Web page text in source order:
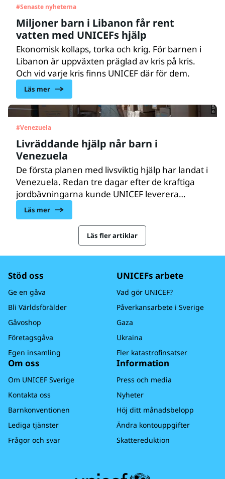
#Senaste nyheterna
Miljoner barn i Libanon får rent
vatten med UNICEFs hjälp
Ekonomisk kollaps, torka och krig. För barnen i
Libanon är uppväxten präglad av kris på kris.
Och vid varje kris finns UNICEF där för dem.
Läs mer © UNICEF/UN0876828/
#Venezuela
Livräddande hjälp når barn i
Venezuela
De första planen med livsviktig hjälp har landat i
Venezuela. Redan tre dagar efter de kraftiga
jordbävningarna kunde UNICEF leverera
ytterligare förnödenheter till barn och familjer.
Samtidigt är situationen akut – 1,8 miljoner
människor, varav 680 000 barn, är i behov av
humanitärt stöd.
Läs mer
Läs fler artiklar
Stöd oss
Ge en gåva
Bli Världsförälder
Gåvoshop
Företagsgåva
Egen insamling
UNICEFs arbete
Vad gör UNICEF?
Påverkansarbete i Sverige
Gaza
Ukraina
Fler katastrofinsatser
Om oss
Om UNICEF Sverige
Kontakta oss
Barnkonventionen
Lediga tjänster
Frågor och svar
Information
Press och media
Nyheter
Höj ditt månadsbelopp
Ändra kontouppgifter
Skattereduktion